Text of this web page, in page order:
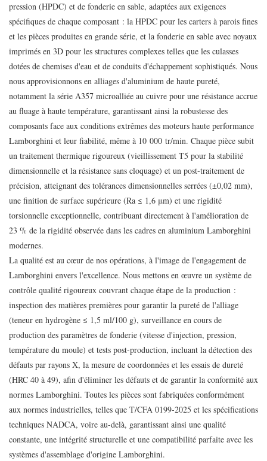
pression (HPDC) et de fonderie en sable, adaptées aux exigences
spécifiques de chaque composant : la HPDC pour les carters à parois fines
et les pièces produites en grande série, et la fonderie en sable avec noyaux
imprimés en 3D pour les structures complexes telles que les culasses
dotées de chemises d'eau et de conduits d'échappement sophistiqués. Nous
nous approvisionnons en alliages d'aluminium de haute pureté,
notamment la série A357 microalliée au cuivre pour une résistance accrue
au fluage à haute température, garantissant ainsi la robustesse des
composants face aux conditions extrêmes des moteurs haute performance
Lamborghini et leur fiabilité, même à 10 000 tr/min. Chaque pièce subit
un traitement thermique rigoureux (vieillissement T5 pour la stabilité
dimensionnelle et la résistance sans cloquage) et un post-traitement de
précision, atteignant des tolérances dimensionnelles serrées (±0,02 mm),
une finition de surface supérieure (Ra ≤ 1,6 μm) et une rigidité
torsionnelle exceptionnelle, contribuant directement à l'amélioration de
23 % de la rigidité observée dans les cadres en aluminium Lamborghini
modernes.
La qualité est au cœur de nos opérations, à l'image de l'engagement de
Lamborghini envers l'excellence. Nous mettons en œuvre un système de
contrôle qualité rigoureux couvrant chaque étape de la production :
inspection des matières premières pour garantir la pureté de l'alliage
(teneur en hydrogène ≤ 1,5 ml/100 g), surveillance en cours de
production des paramètres de fonderie (vitesse d'injection, pression,
température du moule) et tests post-production, incluant la détection des
défauts par rayons X, la mesure de coordonnées et les essais de dureté
(HRC 40 à 49), afin d'éliminer les défauts et de garantir la conformité aux
normes Lamborghini. Toutes les pièces sont fabriquées conformément
aux normes industrielles, telles que T/CFA 0199-2025 et les spécifications
techniques NADCA, voire au-delà, garantissant ainsi une qualité
constante, une intégrité structurelle et une compatibilité parfaite avec les
systèmes d'assemblage d'origine Lamborghini.